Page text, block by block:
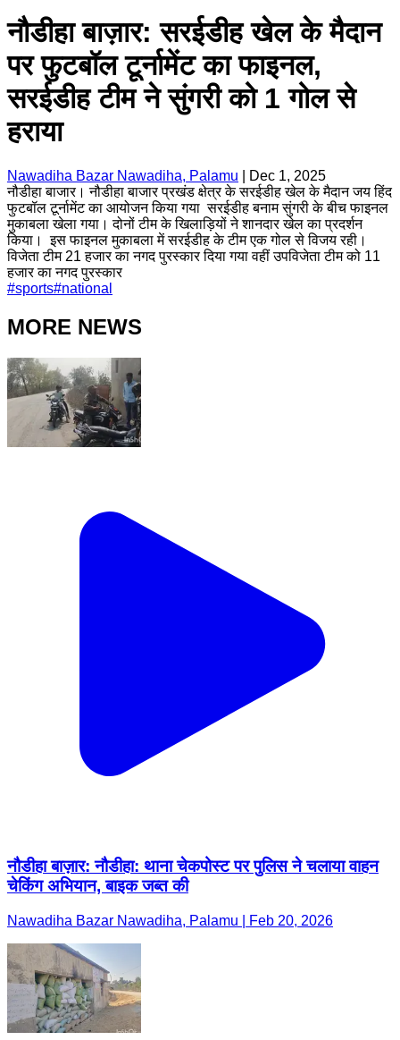
नौडीहा बाज़ार: सरईडीह खेल के मैदान
पर फुटबॉल टूर्नामेंट का फाइनल,
सरईडीह टीम ने सुंगरी को 1 गोल से
हराया
Nawadiha Bazar Nawadiha, Palamu
Dec 1, 2025
नौडीहा बाजार। नौडीहा बाजार प्रखंड क्षेत्र के सरईडीह खेल के मैदान जय हिंद
फुटबॉल टूर्नामेंट का आयोजन किया गया सरईडीह बनाम सुंगरी के बीच फाइनल
मुकाबला खेला गया। दोनों टीम के खिलाड़ियों ने शानदार खेल का प्रदर्शन
किया। इस फाइनल मुकाबला में सरईडीह के टीम एक गोल से विजय रही।
विजेता टीम 21 हजार का नगद पुरस्कार दिया गया वहीं उपविजेता टीम को 11
हजार का नगद पुरस्कार
#sports#national
MORE NEWS
नौडीहा बाज़ार: नौडीहा: थाना चेकपोस्ट पर पुलिस ने चलाया वाहन
चेकिंग अभियान, बाइक जब्त की
Nawadiha Bazar Nawadiha, Palamu | Feb 20, 2026